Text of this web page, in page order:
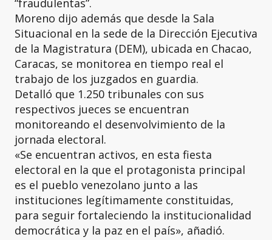
Moreno dijo además que desde la Sala
Situacional en la sede de la Dirección Ejecutiva
de la Magistratura (DEM), ubicada en Chacao,
Caracas, se monitorea en tiempo real el
trabajo de los juzgados en guardia.
Detalló que 1.250 tribunales con sus
respectivos jueces se encuentran
monitoreando el desenvolvimiento de la
jornada electoral.
«Se encuentran activos, en esta fiesta
electoral en la que el protagonista principal
es el pueblo venezolano junto a las
instituciones legítimamente constituidas,
para seguir fortaleciendo la institucionalidad
democrática y la paz en el país», añadió.